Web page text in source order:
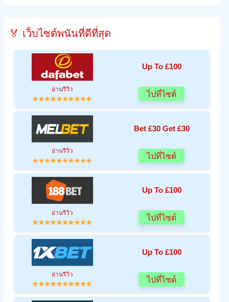
🏅 เว็บไซต์พนันที่ดีที่สุด
Up To £100
อ่านรีวิว
ไปที่ไซต์
Bet £30 Get £30
อ่านรีวิว
ไปที่ไซต์
Up To £100
อ่านรีวิว
ไปที่ไซต์
Up To £100
อ่านรีวิว
ไปที่ไซต์